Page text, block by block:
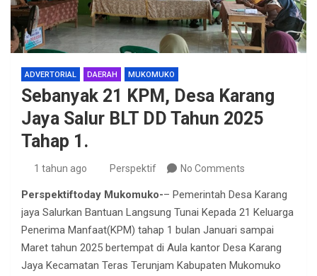
ADVERTORIAL DAERAH MUKOMUKO
Sebanyak 21 KPM, Desa Karang
Jaya Salur BLT DD Tahun 2025
Tahap 1.
1 tahun ago Perspektif No Comments
Perspektiftoday Mukomuko-– Pemerintah Desa Karang
jaya Salurkan Bantuan Langsung Tunai Kepada 21 Keluarga
Penerima Manfaat(KPM) tahap 1 bulan Januari sampai
Maret tahun 2025 bertempat di Aula kantor Desa Karang
Jaya Kecamatan Teras Terunjam Kabupaten Mukomuko